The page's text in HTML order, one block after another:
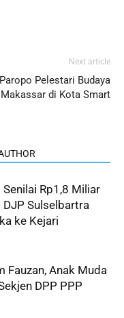
Next article
Paropo Pelestari Budaya
Makassar di Kota Smart
Rp1,8 Miliar
DJP Sulselbartra
ke Kejari
Fauzan, Anak Muda
DPP PPP